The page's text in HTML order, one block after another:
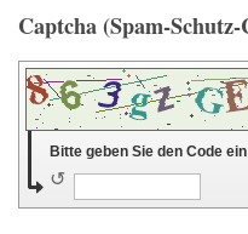
Bitte geben Sie den Code ein
↺